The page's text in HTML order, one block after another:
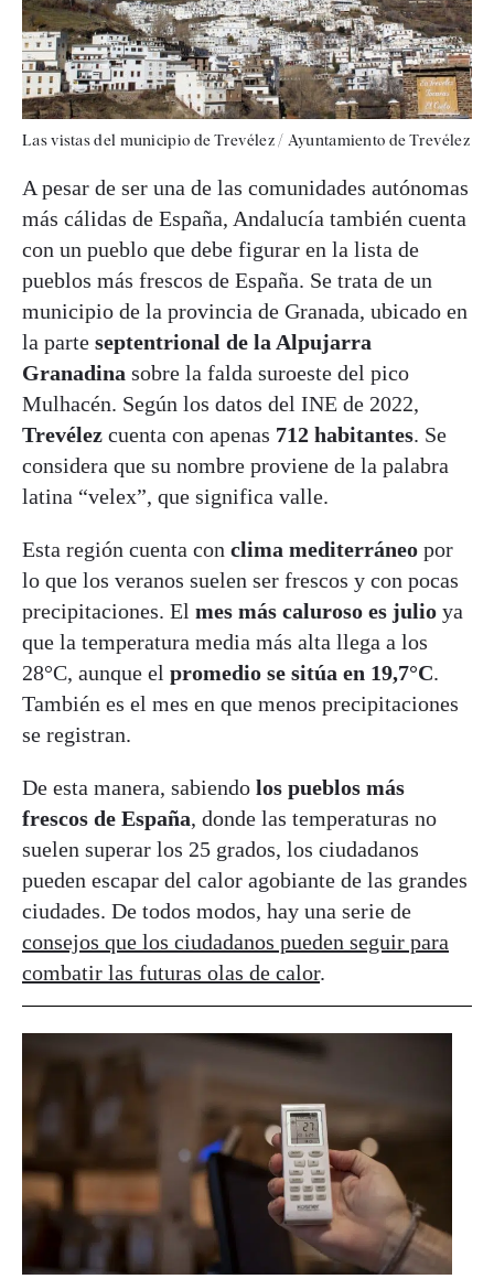
Las vistas del municipio de Trevélez / Ayuntamiento de Trevélez
A pesar de ser una de las comunidades autónomas
más cálidas de España, Andalucía también cuenta
con un pueblo que debe figurar en la lista de
pueblos más frescos de España. Se trata de un
municipio de la provincia de Granada, ubicado en
la parte septentrional de la Alpujarra
Granadina sobre la falda suroeste del pico
Mulhacén. Según los datos del INE de 2022,
Trevélez cuenta con apenas 712 habitantes. Se
considera que su nombre proviene de la palabra
latina “velex”, que significa valle.
Esta región cuenta con clima mediterráneo por
lo que los veranos suelen ser frescos y con pocas
precipitaciones. El mes más caluroso es julio ya
que la temperatura media más alta llega a los
28°C, aunque el promedio se sitúa en 19,7°C.
También es el mes en que menos precipitaciones
se registran.
De esta manera, sabiendo los pueblos más
frescos de España, donde las temperaturas no
suelen superar los 25 grados, los ciudadanos
pueden escapar del calor agobiante de las grandes
ciudades. De todos modos, hay una serie de
consejos que los ciudadanos pueden seguir para
combatir las futuras olas de calor.